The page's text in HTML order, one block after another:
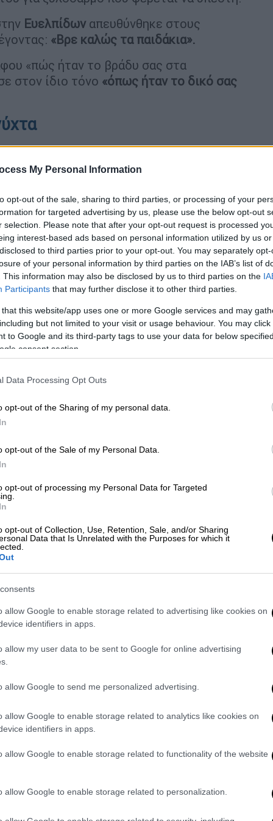
My Personal Information
opt-out of the sale, sharing to third parties, or processing of your
for targeted advertising by us, please use the below opt-out
selection. Please note that after your opt-out request is processed
interest-based ads based on personal information utilized by us
to third parties prior to your opt-out. You may separately
of your personal information by third parties on the IAB’s list of
This information may also be disclosed by us to third parties on the
Participants that may further disclose it to other third parties.
that this website/app uses one or more Google services and may
but not limited to your visit or usage behaviour. You may
to Google and its third-party tags to use your data for below
consent section.
Data Processing Opt Outs
opt-out of the Sharing of my personal data.
opt-out of the Sale of my Personal Data.
opt-out of processing my Personal Data for Targeted
opt-out of Collection, Use, Retention, Sale, and/or Sharing
Data that Is Unrelated with the Purposes for which it
allow Google to enable storage related to advertising like cookies on
identifiers in apps.
allow my user data to be sent to Google for online advertising
allow Google to send me personalized advertising.
allow Google to enable storage related to analytics like cookies on
identifiers in apps.
allow Google to enable storage related to functionality of the website
allow Google to enable storage related to personalization.
Ευελπίδων απευθύνθηκε στους
«Βρε καλώς τα παιδάκια».
«πώς ήταν το βράδυ σας στα
στον ίδιο τόνο «όπως ήταν το δικό σας
τραγουδιστής, Θέμης Αδαμαντίδης, μετά
ενδοοικογενειακή βία. Η
της κ. Κίρκη, ο κ.Απόστολος
φορά που η πελάτισσά του δέχτηκε
του τραγουδιστή,Αλέξης
πέσει θύμα».
φορά σε επαφή και ξέρω ότι υπάρχει
συμβεί. Σε τέτοιες περιπτώσεις λέμε
δήθεν την χτύπησαν δήθεν το ένα ή
στιγμή περνάμε τα όρια», είπε ο κ. Λύτρας
βίας στο παρελθόν, δεν είναι το
και γι’ αυτά. Έχω φωτογραφία της
Προς το παρόν δεν έχει εξεταστεί από
σε μία λογική ότι μία γυναίκα
Για ποιόν λόγο να το κάνει; Έχει
τί συνέβη. Η μήνυση είναι ψευδέστατη,
χρήματα η κυρία του Θέμη Αδαμαντιδη.
να αποφύγει το αυτόφωρο, δεν την έχει
Αδαμαντίδη
Αλέξης Κούγιας, ο οποίος
μαζί με τον δικηγόρο της έχουν
της». Επίσης, είπε πως το
ώρες που ο Θέμης Αδαμαντίδης
είναι καταλυτικό για αυτό και
του τραγουδιστή, για ψευδής
αλλά και πολλοί αστέρες του
και κύριων, οι οποίοι “πουλώντας”
είναι να κερδίσουν χρήματα»,
ανέφερε πως η σύντροφος του
σπίτι του τραγουδιστή και του
τους. «Έχει ασκηθεί εναντίον της